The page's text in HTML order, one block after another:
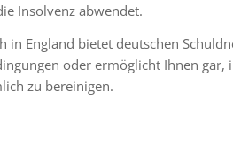
Insolvenz abwendet.
in England bietet deutschen
oder ermöglicht Ihnen gar,
zu bereinigen.